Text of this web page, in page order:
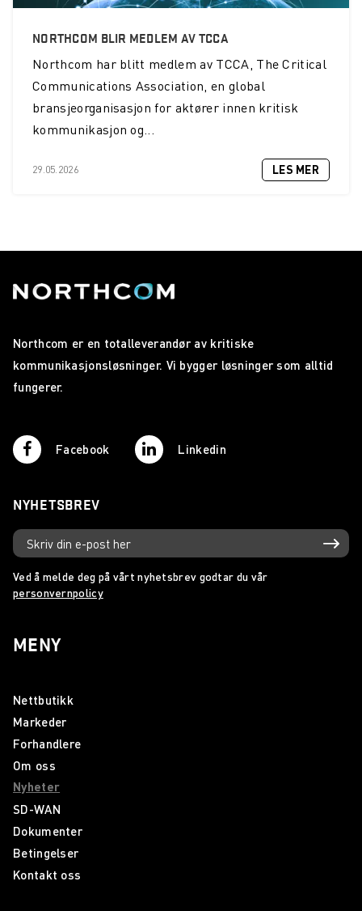
NORTHCOM BLIR MEDLEM AV TCCA
Northcom har blitt medlem av TCCA, The Critical
Communications Association, en global
bransjeorganisasjon for aktører innen kritisk
kommunikasjon og...
29.05.2026 LES MER
Northcom er en totalleverandør av kritiske
kommunikasjonsløsninger. Vi bygger løsninger som alltid
fungerer.
Facebook Linkedin
NYHETSBREV
Ved å melde deg på vårt nyhetsbrev godtar du vår
personvernpolicy
MENY
Nettbutikk
Markeder
Forhandlere
Om oss
Nyheter
SD-WAN
Dokumenter
Betingelser
Kontakt oss